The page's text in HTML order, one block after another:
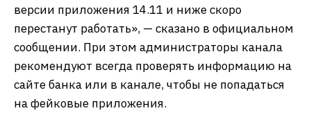
версии приложения 14.11 и ниже скоро
перестанут работать», — сказано в официальном
сообщении. При этом администраторы канала
рекомендуют всегда проверять информацию на
сайте банка или в канале, чтобы не попадаться
на фейковые приложения.